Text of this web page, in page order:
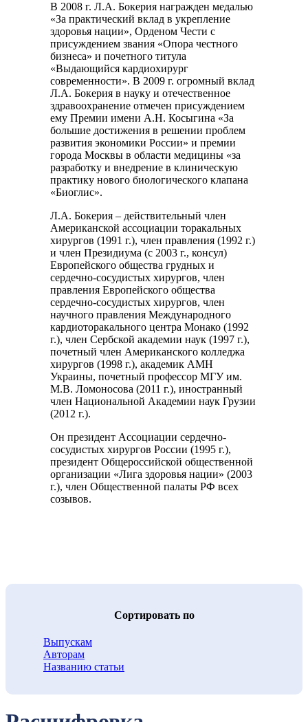
В 2008 г. Л.А. Бокерия награжден медалью
«За практический вклад в укрепление
здоровья нации», Орденом Чести с
присуждением звания «Опора честного
бизнеса» и почетного титула
«Выдающийся кардиохирург
современности». В 2009 г. огромный вклад
Л.А. Бокерия в науку и отечественное
здравоохранение отмечен присуждением
ему Премии имени А.Н. Косыгина «За
большие достижения в решении проблем
развития экономики России» и премии
города Москвы в области медицины «за
разработку и внедрение в клиническую
практику нового биологического клапана
«Биоглис».
Л.А. Бокерия – действительный член
Американской ассоциации торакальных
хирургов (1991 г.), член правления (1992 г.)
и член Президиума (с 2003 г., консул)
Европейского общества грудных и
сердечно-сосудистых хирургов, член
правления Европейского общества
сердечно-сосудистых хирургов, член
научного правления Международного
кардиоторакального центра Монако (1992
г.), член Сербской академии наук (1997 г.),
почетный член Американского колледжа
хирургов (1998 г.), академик АМН
Украины, почетный профессор МГУ им.
М.В. Ломоносова (2011 г.), иностранный
член Национальной Академии наук Грузии
(2012 г.).
Он президент Ассоциации сердечно-
сосудистых хирургов России (1995 г.),
президент Общероссийской общественной
организации «Лига здоровья нации» (2003
г.), член Общественной палаты РФ всех
созывов.
Cортировать по
Выпускам
Авторам
Названию статьи